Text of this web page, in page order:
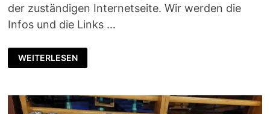
der zuständigen Internetseite. Wir werden die
Infos und die Links …
TERMINE
FÜR
DAS
WEITERLESEN